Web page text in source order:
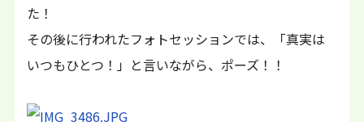
た！
その後に行われたフォトセッションでは、「真実は
いつもひとつ！」と言いながら、ポーズ！！